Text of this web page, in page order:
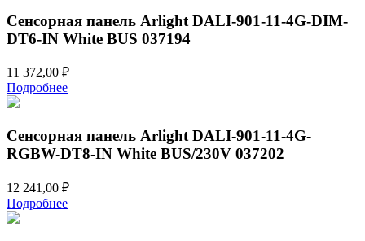
Сенсорная панель Arlight DALI-901-11-4G-DIM-
DT6-IN White BUS 037194
11 372,00 ₽
Подробнее
Сенсорная панель Arlight DALI-901-11-4G-
RGBW-DT8-IN White BUS/230V 037202
12 241,00 ₽
Подробнее